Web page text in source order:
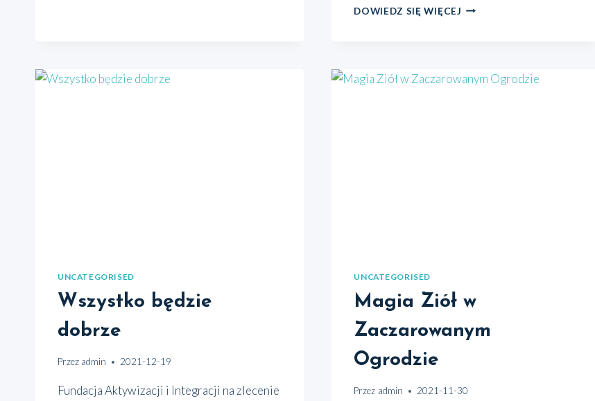
DOWIEDZ SIĘ WIĘCEJ NA
UNCATEGORISED
Wszystko będzie
dobrze
Przez admin 2021-12-19
Fun­da­cja Akty­wi­za­cji i Inte­gra­cji na zle­ce­nie
UNCATEGORISED
Magia Ziół w
Zaczarowanym
Ogrodzie
Przez admin 2021-11-30